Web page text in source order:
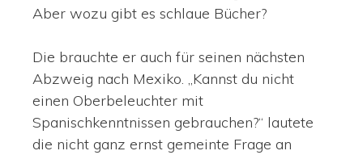
Aber wozu gibt es schlaue Bücher?
Die brauchte er auch für seinen nächsten
Abzweig nach Mexiko. „Kannst du nicht
einen Oberbeleuchter mit
Spanischkenntnissen gebrauchen?“ lautete
die nicht ganz ernst gemeinte Frage an